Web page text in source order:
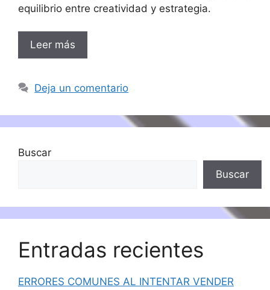
equilibrio entre creatividad y estrategia.
Leer más
Deja un comentario
Buscar
Buscar
Entradas recientes
ERRORES COMUNES AL INTENTAR VENDER